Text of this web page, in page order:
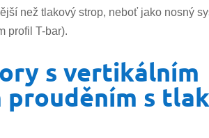
než tlakový strop, neboť jako nosný
profil T-bar).
s vertikálním
prouděním s